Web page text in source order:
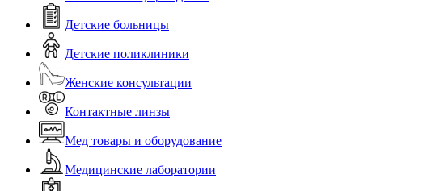
Детские больницы
Детские поликлиники
Женские консультации
Контактные линзы
Мед товары и оборудование
Медицинские лаборатории